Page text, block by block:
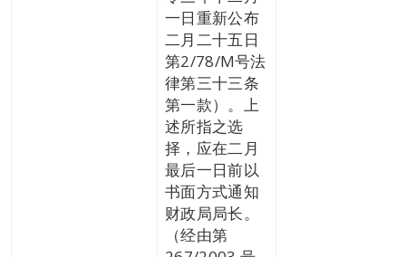
一日重新公布
二月二十五日
第2/78/M号法
律第三十三条
第一款）。上
述所指之选
择，应在二月
最后一日前以
书面方式通知
财政局局长。
（经由第